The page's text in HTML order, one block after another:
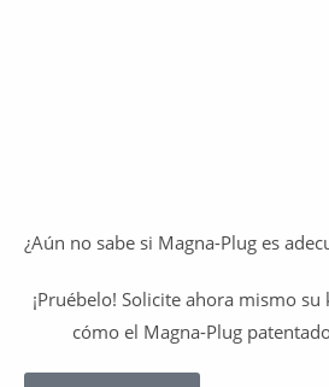
¿Aún no sabe si Magna-Plug es
¡Pruébelo! Solicite ahora mismo
cómo el Magna-Plug